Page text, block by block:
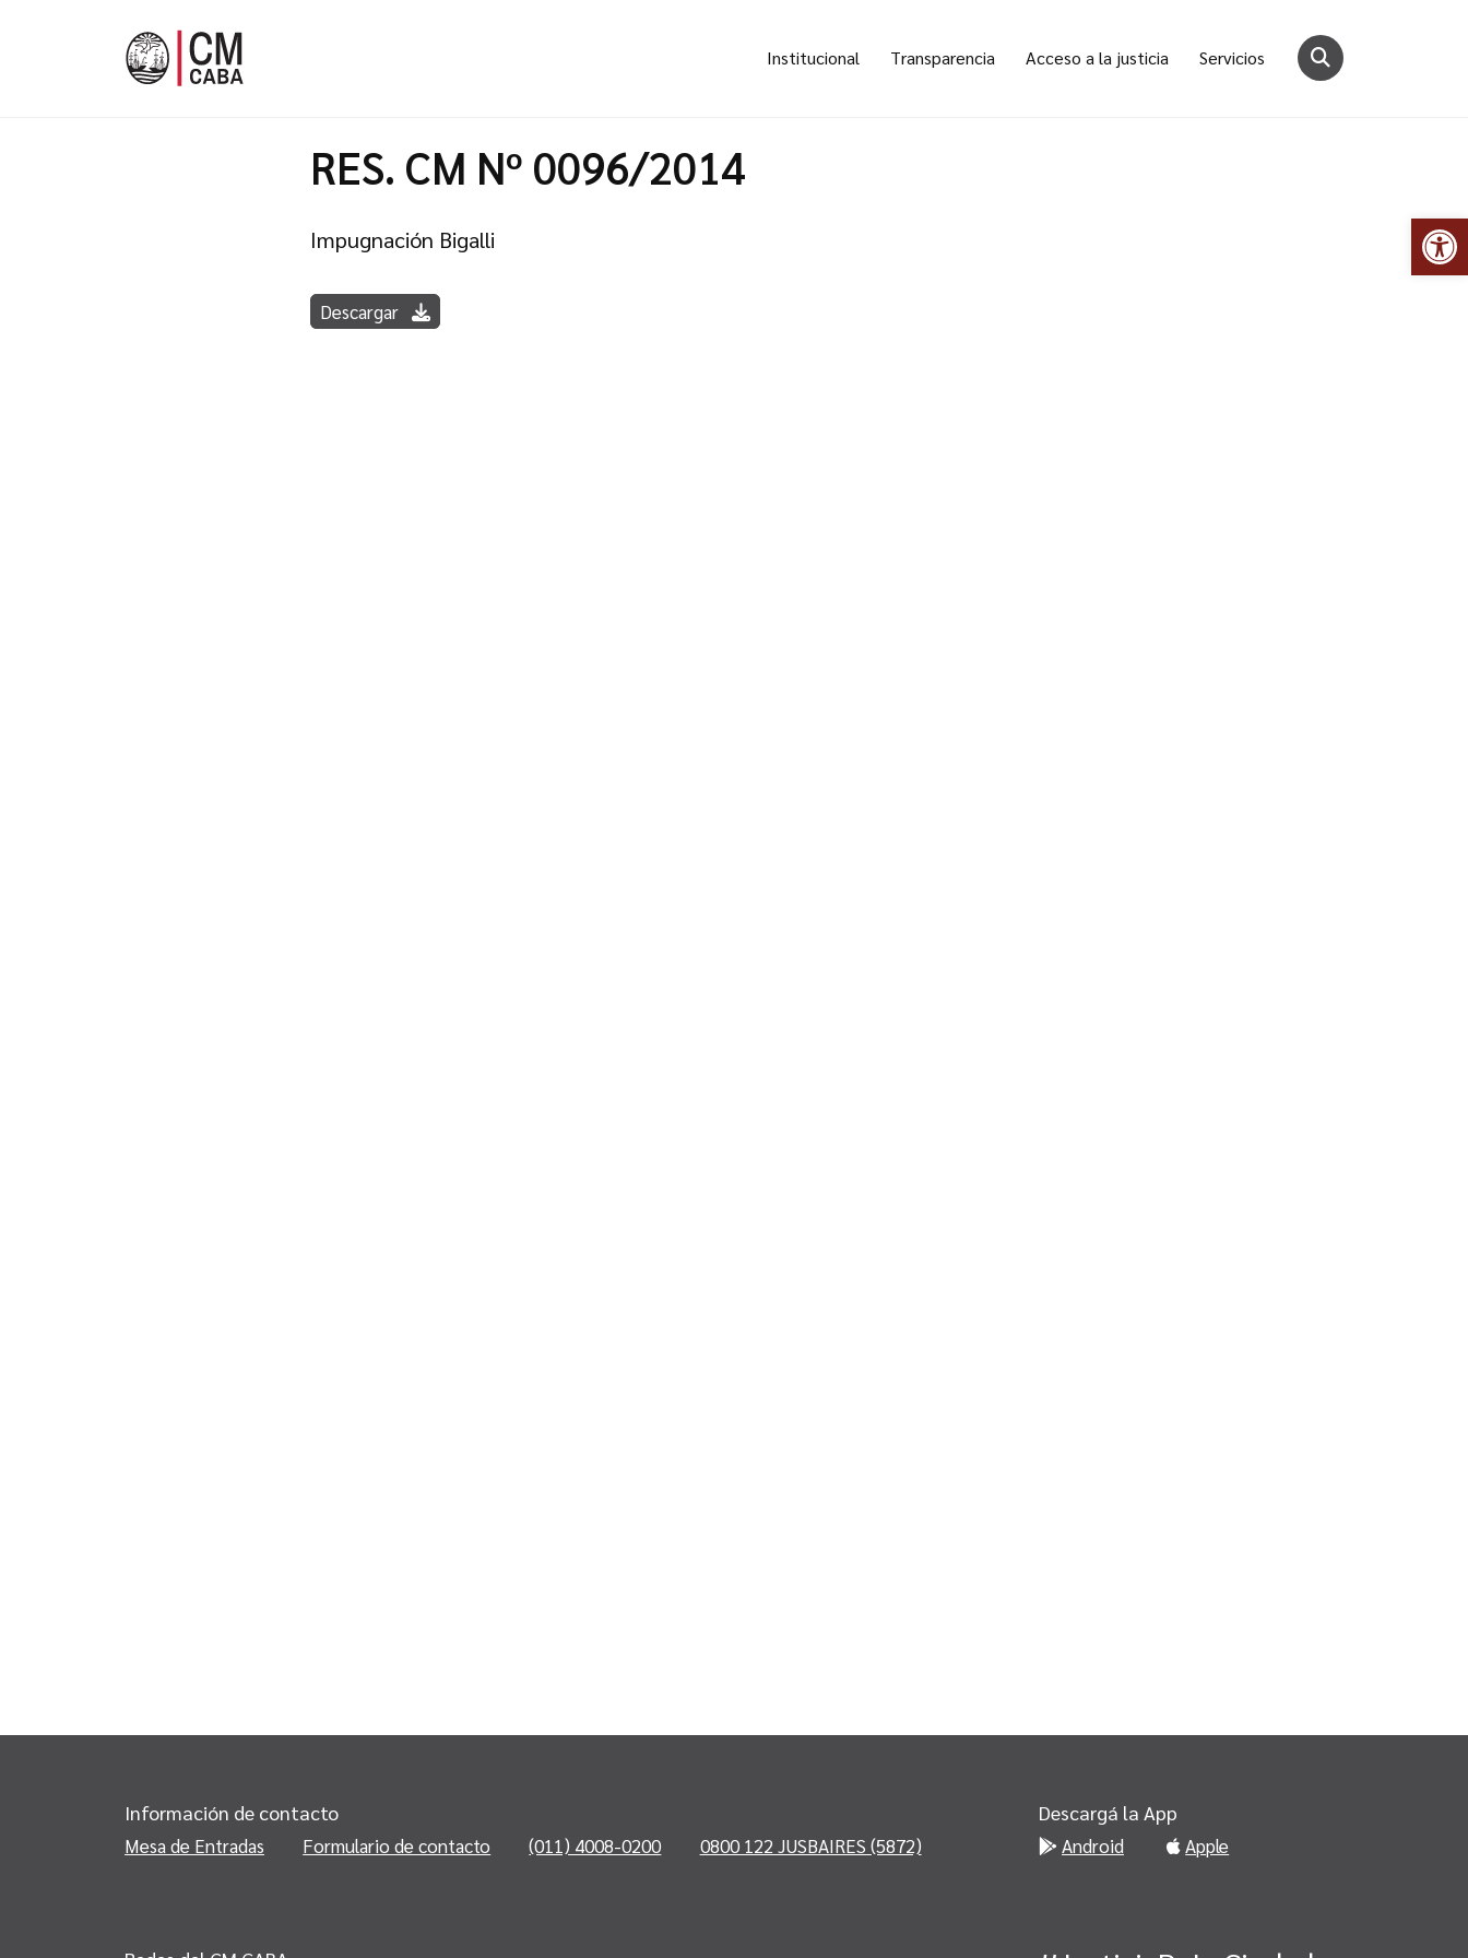
Institucional Transparencia Acceso a la justicia Servicios
RES. CM Nº 0096/2014
Impugnación Bigalli
Descargar
Información de contacto
Mesa de Entradas Formulario de contacto (011) 4008-0200 0800 122 JUSBAIRES (5872)
Descargá la App
Android Apple